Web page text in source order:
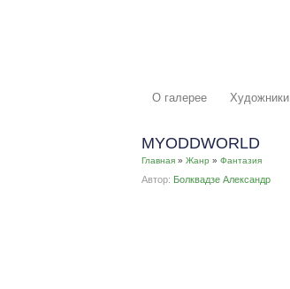
О галерее Художники
MYODDWORLD
Главная » Жанр » Фантазия
Автор: Болквадзе Александр